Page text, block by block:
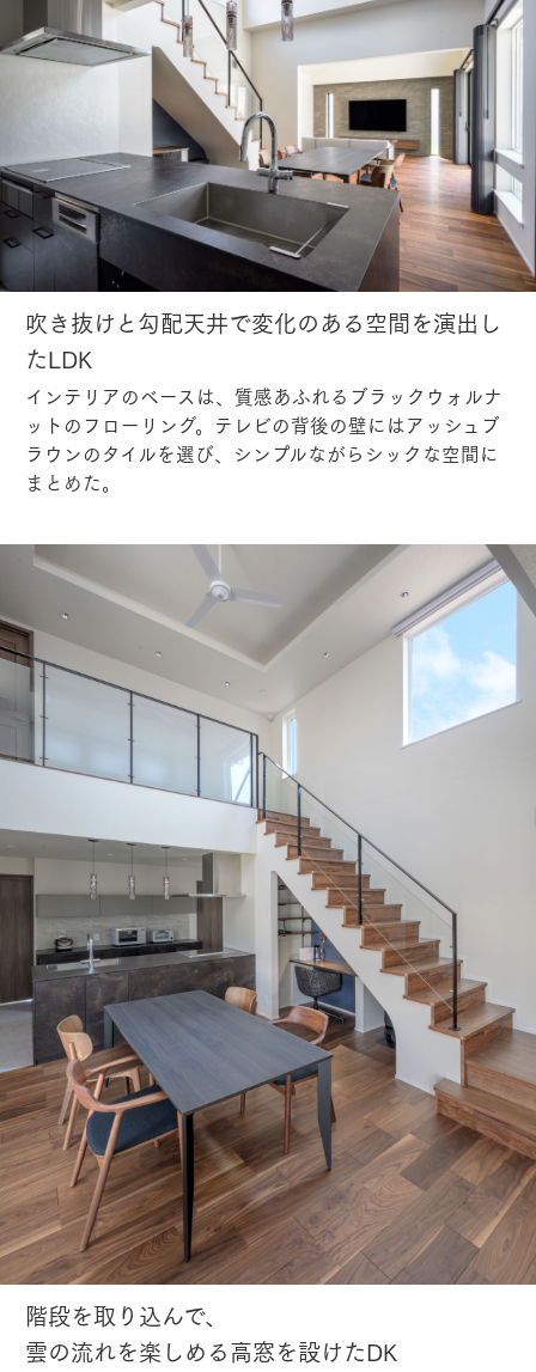
吹き抜けと勾配天井で変化のある空間を演出し
たLDK
インテリアのベースは、質感あふれるブラックウォルナ
ットのフローリング。テレビの背後の壁にはアッシュブ
ラウンのタイルを選び、シンプルながらシックな空間に
まとめた。
階段を取り込んで、
雲の流れを楽しめる高窓を設けたDK